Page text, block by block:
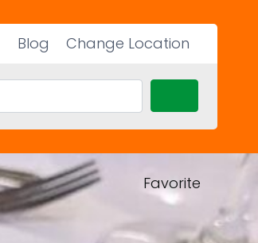
Blog Change Location
Favorite